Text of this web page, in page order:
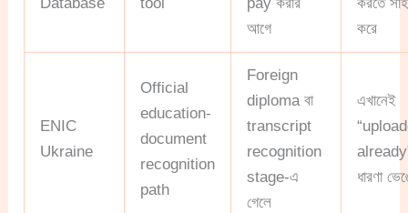
আগে
করে
ENIC
Ukraine
Official
education-
document
recognition
path
Foreign
diploma বা
transcript
recognition
stage-এ
গেলে
এখানেই
ধারণা